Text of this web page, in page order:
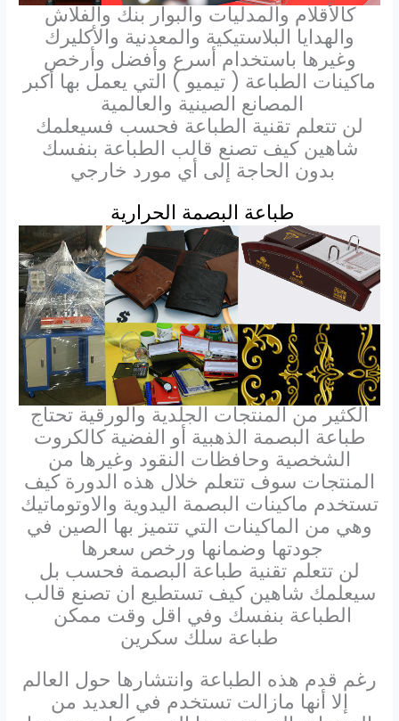
كالأقلام والمدليات والبوار بنك والفلاش
والهدايا البلاستيكية والمعدنية والأكليرك
وغيرها باستخدام أسرع وأفضل وأرخص
ماكينات الطباعة ( تيميو ) التي يعمل بها أكبر
المصانع الصينية والعالمية
لن تتعلم تقنية الطباعة فحسب فسيعلمك
شاهين كيف تصنع قالب الطباعة بنفسك
بدون الحاجة إلى أي مورد خارجي
طباعة البصمة الحرارية
الكثير من المنتجات الجلدية والورقية تحتاج
طباعة البصمة الذهبية أو الفضية كالكروت
الشخصية وحافظات النقود وغيرها من
المنتجات سوف تتعلم خلال هذه الدورة كيف
تستخدم ماكينات البصمة اليدوية والاوتوماتيك
وهي من الماكينات التي تتميز بها الصين في
جودتها وضمانها ورخص سعرها
لن تتعلم تقنية طباعة البصمة فحسب بل
سيعلمك شاهين كيف تستطيع ان تصنع قالب
الطباعة بنفسك وفي اقل وقت ممكن
طباعة سلك سكرين
رغم قدم هذه الطباعة وانتشارها حول العالم
إلا أنها مازالت تستخدم في العديد من